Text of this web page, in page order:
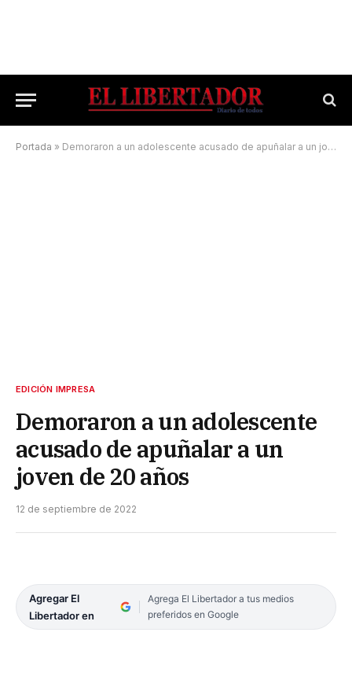
Portada » Demoraron a un adolescente acusado de apuñalar a un joven de 20 años
EDICIÓN IMPRESA
Demoraron a un adolescente
acusado de apuñalar a un
joven de 20 años
12 de septiembre de 2022
Agregar El
Libertador en
Agrega El Libertador a tus medios
preferidos en Google